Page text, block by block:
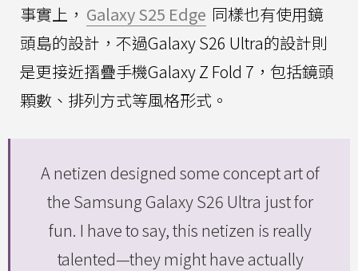
事實上， Galaxy S25 Edge 同樣也有使用鏡
頭島的設計，不過Galaxy S26 Ultra的設計則
是更接近摺疊手機Galaxy Z Fold 7，包括鏡頭
顆數、排列方式等風格形式。
A netizen designed some concept art of
the Samsung Galaxy S26 Ultra just for
fun. I have to say, this netizen is really
talented—they might have actually